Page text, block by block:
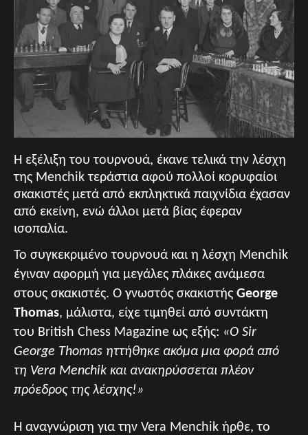
Η εξέλιξη του τουρνουά, έκανε τελικά την λέσχη
της Menchik τεράστια αφού πολλοί κορυφαίοι
σκακιστές μετά από εκπληκτικά παιχνίδια έχασαν
από εκείνη, ενώ άλλοι μετά βίας έφεραν
ισοπαλία.
Το συγκεκριμένο τουρνουά και η λέσχη Menchik
έγιναν αφορμή για μεγάλες πλάκες ανάμεσα
στους σκακιστές. Ο γνωστός σκακιστής George
Thomas, μάλιστα, είχε τιμηθεί από συντάκτη
του British Chess Magazine ως εξής: «Ο Sir
George Thomas ηττήθηκε ακόμα μια φορά από
τη Vera Menchik και ανακηρύσσεται πλέον
πρόεδρος της λέσχης!»
Η αναγνώριση για την Vera Menchik ήρθε, το